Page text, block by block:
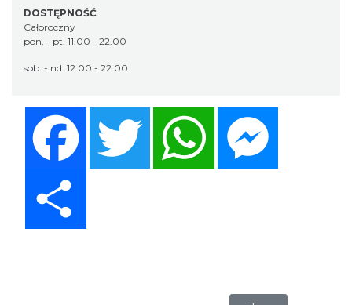
DOSTĘPNOŚĆ
Całoroczny
pon. - pt. 11.00 - 22.00
sob. - nd. 12.00 - 22.00
Twitter WhatsApp